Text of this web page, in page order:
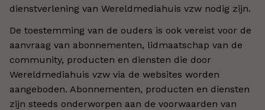
dienstverlening van Wereldmediahuis vzw nodig zijn.
De toestemming van de ouders is ook vereist voor de
aanvraag van abonnementen, lidmaatschap van de
community, producten en diensten die door
Wereldmediahuis vzw via de websites worden
aangeboden. Abonnementen, producten en diensten
zijn steeds onderworpen aan de voorwaarden van